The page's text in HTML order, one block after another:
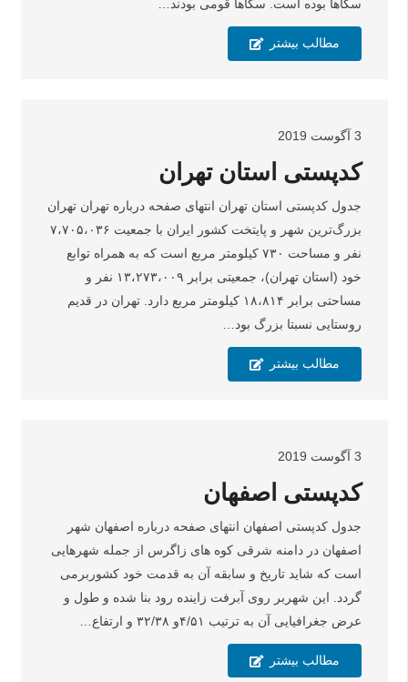
سکاها بوده است. سکاها قومی بودند…
مطالب بیشتر
3 آگوست 2019
کدپستی استان تهران
جدول کدپستی استان تهران انتهای صفحه درباره تهران تهران
بزرگ‌ترین شهر و پایتخت کشور ایران با جمعیت ۷،۷۰۵،۰۳۶
نفر و مساحت ۷۳۰ کیلومتر مربع است که به همراه توابع
خود (استان تهران)، جمعیتی برابر ۱۳،۲۷۳،۰۰۹ نفر و
مساحتی برابر ۱۸،۸۱۴ کیلومتر مربع دارد. تهران در قدیم
روستایی نسبتا بزرگ بود…
مطالب بیشتر
3 آگوست 2019
کدپستی اصفهان
جدول کدپستی اصفهان انتهای صفحه درباره اصفهان شهر
اصفهان در دامنه شرقی کوه های زاگرس از جمله شهرهایی
است که شاید تاریخ و سابقه آن به قدمت خود کشوربرمی
گردد. این شهربر روی آبرفت زاینده رود بنا شده و طول و
عرض جغرافیایی آن به ترتیب ۴/۵۱و ۳۲/۳۸ و ارتفاع…
مطالب بیشتر